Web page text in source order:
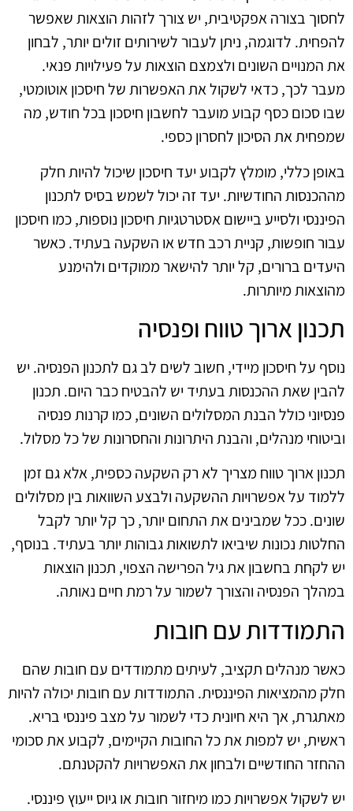
לחסוך בצורה אפקטיבית, יש צורך לזהות הוצאות שאפשר
להפחית. לדוגמה, ניתן לעבור לשירותים זולים יותר, לבחון
את המנויים השונים ולצמצם הוצאות על פעילויות פנאי.
מעבר לכך, כדאי לשקול את האפשרות של חיסכון אוטומטי,
שבו סכום כסף קבוע מועבר לחשבון חיסכון בכל חודש, מה
שמפחית את הסיכון לחסרון כספי.
באופן כללי, מומלץ לקבוע יעד חיסכון שיכול להיות חלק
מההכנסות החודשיות. יעד זה יכול לשמש בסיס לתכנון
הפיננסי ולסייע ביישום אסטרטגיות חיסכון נוספות, כמו חיסכון
עבור חופשות, קניית רכב חדש או השקעה בעתיד. כאשר
היעדים ברורים, קל יותר להישאר ממוקדים ולהימנע
מהוצאות מיותרות.
תכנון ארוך טווח ופנסיה
נוסף על חיסכון מיידי, חשוב לשים לב גם לתכנון הפנסיה. יש
להבין שאת ההכנסות בעתיד יש להבטיח כבר היום. תכנון
פנסיוני כולל הבנת המסלולים השונים, כמו קרנות פנסיה
וביטוחי מנהלים, והבנת היתרונות והחסרונות של כל מסלול.
תכנון ארוך טווח מצריך לא רק השקעה כספית, אלא גם זמן
ללמוד על אפשרויות ההשקעה ולבצע השוואות בין מסלולים
שונים. ככל שמבינים את התחום יותר, כך קל יותר לקבל
החלטות נכונות שיביאו לתשואות גבוהות יותר בעתיד. בנוסף,
יש לקחת בחשבון את גיל הפרישה הצפוי, תכנון הוצאות
במהלך הפנסיה והצורך לשמור על רמת חיים נאותה.
התמודדות עם חובות
כאשר מנהלים תקציב, לעיתים מתמודדים עם חובות שהם
חלק מהמציאות הפיננסית. התמודדות עם חובות יכולה להיות
מאתגרת, אך היא חיונית כדי לשמור על מצב פיננסי בריא.
ראשית, יש למפות את כל החובות הקיימים, לקבוע את סכומי
ההחזר החודשיים ולבחון את האפשרויות להקטנתם.
יש לשקול אפשרויות כמו מיחזור חובות או גיוס ייעוץ פיננסי.